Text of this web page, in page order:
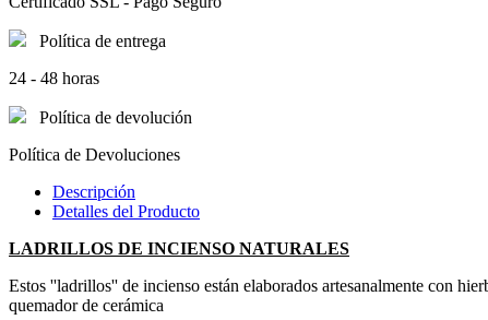
Política de entrega
24 - 48 horas
Política de devolución
Política de Devoluciones
Descripción
Detalles del Producto
LADRILLOS DE INCIENSO NATURALES
Estos ''ladrillos'' de incienso están elaborados artesanalmente con
quemador de cerámica